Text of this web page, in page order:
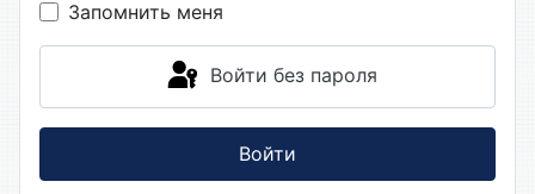
Запомнить меня
Войти без пароля
Войти